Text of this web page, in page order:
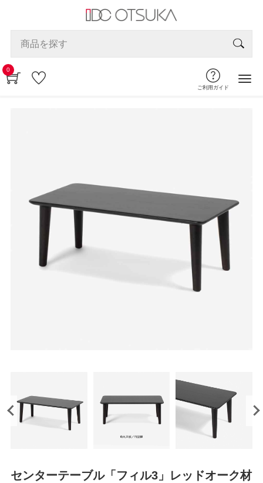
0
ご利用ガイド
センターテーブル「フィル3」レッドオーク材